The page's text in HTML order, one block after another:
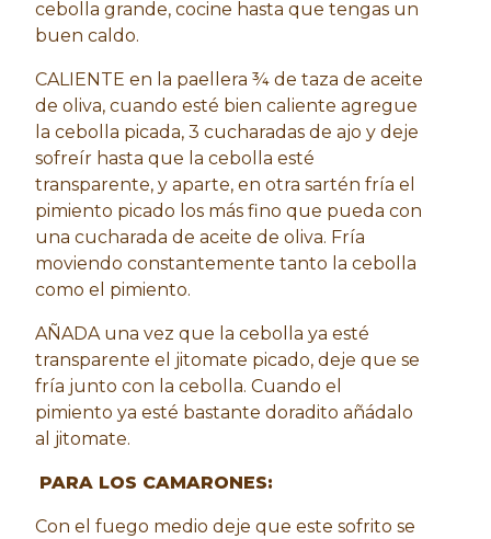
cebolla grande, cocine hasta que tengas un
buen caldo.
CALIENTE en la paellera ¾ de taza de aceite
de oliva, cuando esté bien caliente agregue
la cebolla picada, 3 cucharadas de ajo y deje
sofreír hasta que la cebolla esté
transparente, y aparte, en otra sartén fría el
pimiento picado los más fino que pueda con
una cucharada de aceite de oliva. Fría
moviendo constantemente tanto la cebolla
como el pimiento.
AÑADA una vez que la cebolla ya esté
transparente el jitomate picado, deje que se
fría junto con la cebolla. Cuando el
pimiento ya esté bastante doradito añádalo
al jitomate.
PARA LOS CAMARONES:
Con el fuego medio deje que este sofrito se